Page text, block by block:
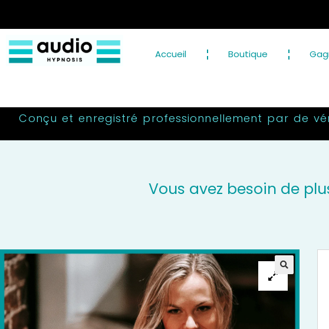
Accueil Boutique
Conçu et enregistré professionnellement par de
Vous avez besoin de